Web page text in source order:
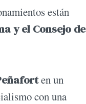
están
y el Consejo de
en un
con una